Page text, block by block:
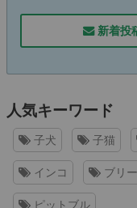
新着投
人気キーワード
子犬 子猫
インコ ブリ
ピットブル